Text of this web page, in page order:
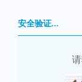
安全验证...